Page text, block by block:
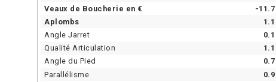
Veaux de Boucherie en €
-11.7
Aplombs
1.1
Angle Jarret
0.1
Qualité Articulation
1.1
Angle du Pied
0.7
Parallélisme
0.9